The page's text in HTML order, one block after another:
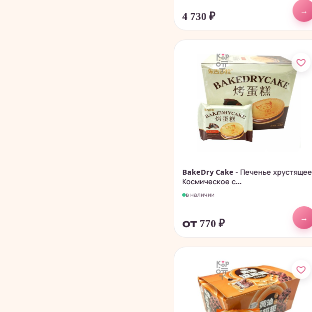
4 730 ₽
→
BakeDry Cake - Печенье хрустящее
Космическое с...
в наличии
от 770 ₽
→